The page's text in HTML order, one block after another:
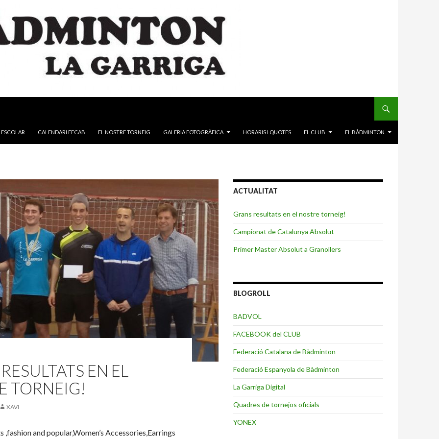
CALENDARI FECAB EL NOSTRE TORNEIG GALERIA FOTOGRÀFICA HORARIS I QUOTES EL CLUB EL BÀDMINTON
EN EL
TORNEIG!
XAVI
and popular,Women’s Accessories,Earrings
ACTUALITAT
Grans resultats en el nostre torneig!
Campionat de Catalunya Absolut
Primer Master Absolut a Granollers
BLOGROLL
BADVOL
FACEBOOK del CLUB
Federació Catalana de Bàdminton
Federació Espanyola de Bàdminton
La Garriga Digital
Quadres de tornejos oficials
YONEX